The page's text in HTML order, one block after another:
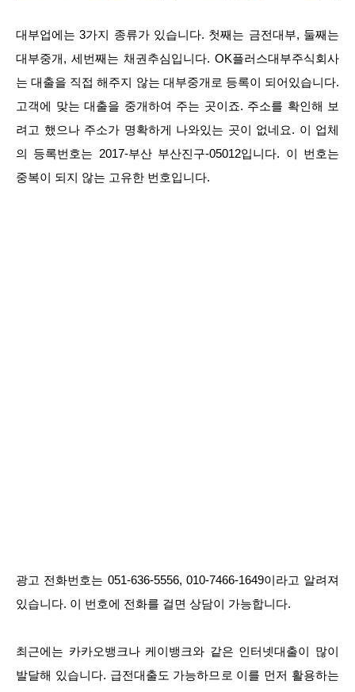
대부업에는 3가지 종류가 있습니다. 첫째는 금전대부, 둘째는
대부중개, 세번째는 채권추심입니다. OK플러스대부주식회사
는 대출을 직접 해주지 않는 대부중개로 등록이 되어있습니다.
고객에 맞는 대출을 중개하여 주는 곳이죠. 주소를 확인해 보
려고 했으나 주소가 명확하게 나와있는 곳이 없네요. 이 업체
의 등록번호는 2017-부산 부산진구-05012입니다. 이 번호는
중복이 되지 않는 고유한 번호입니다.
광고 전화번호는 051-636-5556, 010-7466-1649이라고 알려져
있습니다. 이 번호에 전화를 걸면 상담이 가능합니다.
최근에는 카카오뱅크나 케이뱅크와 같은 인터넷대출이 많이
발달해 있습니다. 급전대출도 가능하므로 이를 먼저 활용하는